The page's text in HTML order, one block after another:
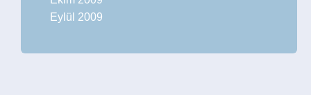
Eylül 2009